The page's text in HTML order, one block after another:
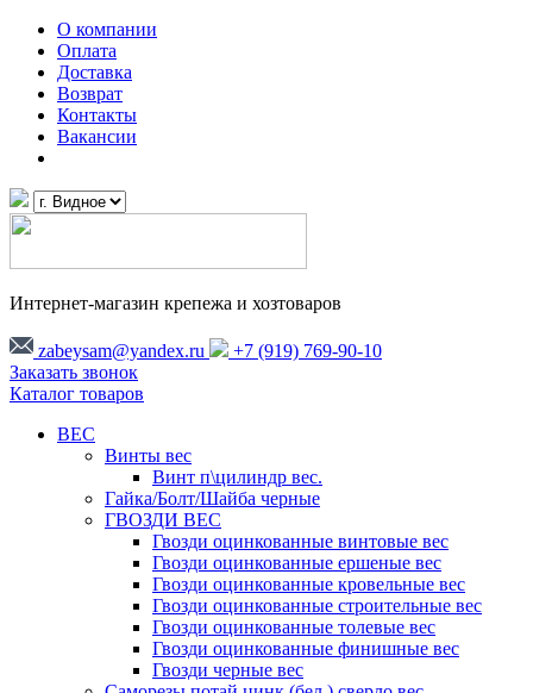
О компании
Оплата
Доставка
Возврат
Контакты
Вакансии
Интернет-магазин крепежа и хозтоваров
zabeysam@yandex.ru
+7 (919) 769-90-10
Заказать звонок
Каталог товаров
ВЕС
Винты вес
Винт п\цилиндр вес.
Гайка/Болт/Шайба черные
ГВОЗДИ ВЕС
Гвозди оцинкованные винтовые вес
Гвозди оцинкованные ершеные вес
Гвозди оцинкованные кровельные вес
Гвозди оцинкованные строительные вес
Гвозди оцинкованные толевые вес
Гвозди оцинкованные финишные вес
Гвозди черные вес